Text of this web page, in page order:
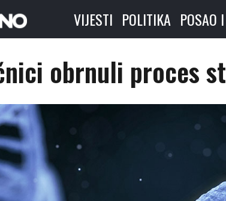
VIJESTI POLITIKA POSAO
obrnuli proces